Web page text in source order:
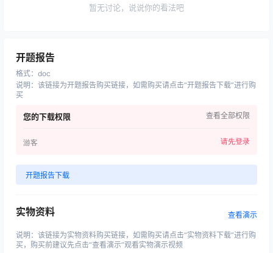
暂无讨论，说说你的看法吧
开题报告
格式： doc
说明 ： 该链接为开题报告购买链接，如需购买请点击“开题报告下载”进行购
买
您的下载权限 查看全部权限
游客 请先登录
开题报告下载
实物资料 查看演示
说明 ： 该链接为实物资料购买链接，如需购买请点击“实物资料下载”进行购
买，购买前建议先点击“查看演示”观看实物演示视频